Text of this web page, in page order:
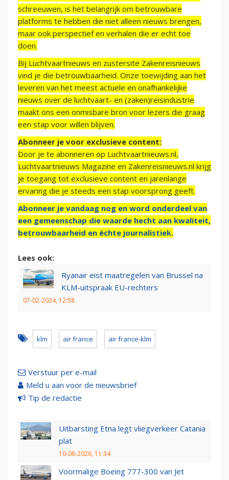
schreeuwen, is het belangrijk om betrouwbare
platforms te hebben die niet alleen nieuws brengen,
maar ook perspectief en verhalen die er echt toe
doen.
Bij Luchtvaartnieuws en zustersite Zakenreisnieuws
vind je die betrouwbaarheid. Onze toewijding aan het
leveren van het meest actuele en onafhankelijke
nieuws over de luchtvaart- en (zaken)reisindustrie
maakt ons een onmisbare bron voor lezers die graag
een stap voor willen blijven.
Abonneer je voor exclusieve content:
Door je te abonneren op Luchtvaartnieuws.nl,
Luchtvaartnieuws Magazine en Zakenreisnieuws.nl krijg
je toegang tot exclusieve content en jarenlange
ervaring die je steeds een stap voorsprong geeft.
Abonneer je vandaag nog en word onderdeel van
een gemeenschap die waarde hecht aan kwaliteit,
betrouwbaarheid en échte journalistiek.
Lees ook:
Ryanair eist maatregelen van Brussel na
KLM-uitspraak EU-rechters
07-02-2024, 12:58
klm air france air france-klm
Verstuur per e-mail
Meld u aan voor de nieuwsbrief
Tip de redactie
Uitbarsting Etna legt vliegverkeer Catania
plat
10-08-2026, 11:34
Voormalige Boeing 777-300 van Jet